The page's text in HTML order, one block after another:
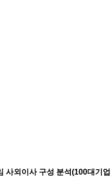
사외이사 구성 분석(100대기업